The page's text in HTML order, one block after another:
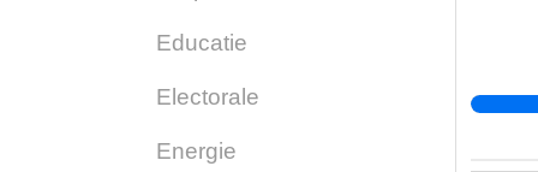
Educatie
Electorale
Energie